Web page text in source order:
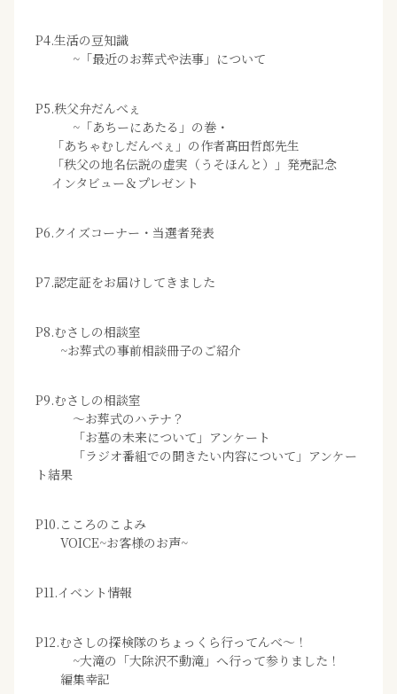
P4.生活の豆知識
~「最近のお葬式や法事」について
P5.秩父弁だんべぇ
~「あちーにあたる」の巻・
「あちゃむしだんべぇ」の作者髙田哲郎先生
「秩父の地名伝説の虚実（うそほんと）」発売記念
インタビュー＆プレゼント
P6.クイズコーナー・当選者発表
P7.認定証をお届けしてきました
P8.むさしの相談室
~お葬式の事前相談冊子のご紹介
P9.むさしの相談室
～お葬式のハテナ？
「お墓の未来について」アンケート
「ラジオ番組での聞きたい内容について」アンケー
ト結果
P10.こころのこよみ
VOICE~お客様のお声~
P11.イベント情報
P12.むさしの探検隊のちょっくら行ってんべ～！
~大滝の「大除沢不動滝」へ行って参りました！
編集幸記